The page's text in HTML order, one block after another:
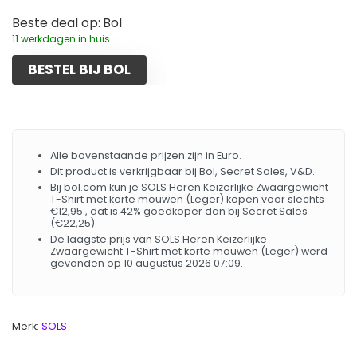
Beste deal op: Bol
11 werkdagen in huis
BESTEL BIJ BOL
Alle bovenstaande prijzen zijn in Euro.
Dit product is verkrijgbaar bij Bol, Secret Sales, V&D.
Bij bol.com kun je SOLS Heren Keizerlijke Zwaargewicht
T-Shirt met korte mouwen (Leger) kopen voor slechts
€12,95 , dat is 42% goedkoper dan bij Secret Sales
(€22,25).
De laagste prijs van SOLS Heren Keizerlijke
Zwaargewicht T-Shirt met korte mouwen (Leger) werd
gevonden op 10 augustus 2026 07:09.
Merk: SOLS